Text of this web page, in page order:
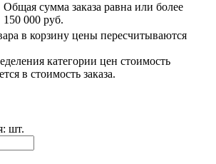
Общая сумма заказа равна или более
150 000 руб.
в корзину цены пересчитываются
категории цен стоимость
в стоимость заказа.
шт.